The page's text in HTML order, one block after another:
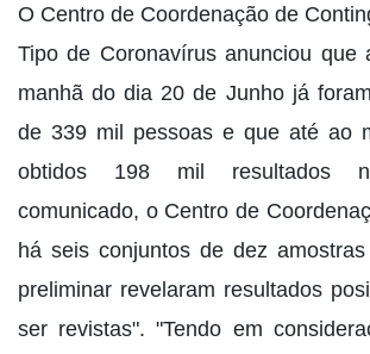
O Centro de Coordenação de
Tipo de Coronavírus anunciou que
manhã do dia 20 de Junho já
de 339 mil pessoas e que até ao
obtidos 198 mil resultados
comunicado, o Centro de
há seis conjuntos de dez
preliminar revelaram resultados
ser revistas". "Tendo em